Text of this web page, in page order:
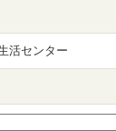
活センター